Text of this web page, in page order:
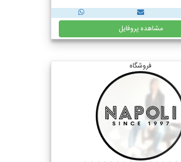
مشاهده پروفایل
فروشگاه